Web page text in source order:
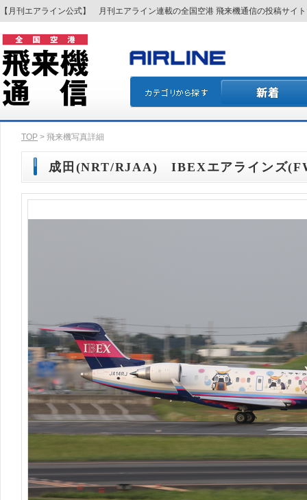
【月刊エアライン公式】 月刊エアライン連載の全国空港 飛来機通信の投稿サイ
TOP > 飛来機写真詳細
成田(NRT/RJAA) IBEXエアラインズ